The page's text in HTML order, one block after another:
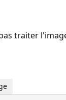
traiter